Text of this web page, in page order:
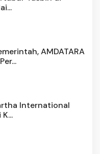
AMDATARA
International